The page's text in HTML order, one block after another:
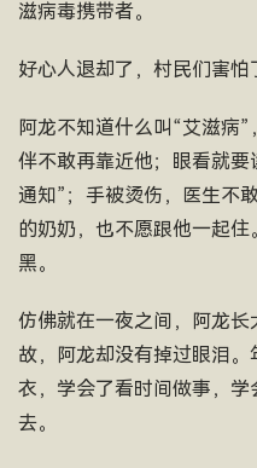
滋病毒携带者。
好心人退却了，村民们害怕
阿龙不知道什么叫“艾滋病
伴不敢再靠近他；眼看就
通知”；手被烫伤，医生不
的奶奶，也不愿跟他一起
黑。
仿佛就在一夜之间，阿龙
故，阿龙却没有掉过眼泪
衣，学会了看时间做事，
去。